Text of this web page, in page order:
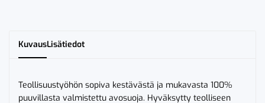
KuvausLisätiedot
Teollisuustyöhön sopiva kestävästä ja mukavasta 100%
puuvillasta valmistettu avosuoja. Hyväksytty teolliseen